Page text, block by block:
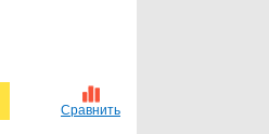
Сравнить